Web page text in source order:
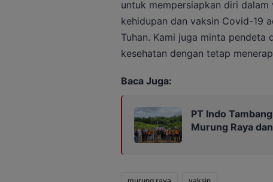
untuk mempersiapkan diri
kehidupan dan vaksin Covid-19
Tuhan. Kami juga minta
kesehatan dengan tetap
Baca Juga:
PT Indo
Murung Raya